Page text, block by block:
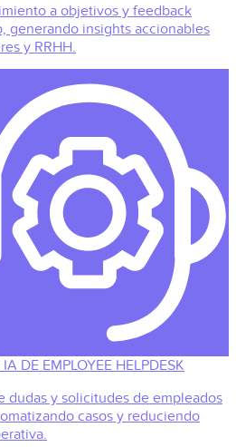
a objetivos y feedback
generando insights accionables
y RRHH.
DE EMPLOYEE HELPDESK
dudas y solicitudes de empleados
casos y reduciendo